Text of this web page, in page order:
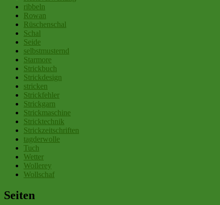
ribbeln
Rowan
Rüschenschal
Schal
Seide
selbstmusternd
Starmore
Strickbuch
Strickdesign
stricken
Strickfehler
Strickgarn
Strickmaschine
Stricktechnik
Strickzeitschriften
tagderwolle
Tuch
Wetter
Wollerey
Wollschaf
Seiten